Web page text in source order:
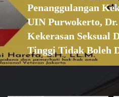
Penanggulangan
UIN Purwokerto,
Kekerasan Seksual
Tinggi Tidak Boleh